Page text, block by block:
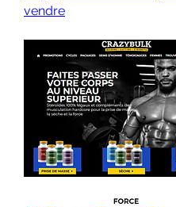
vendre